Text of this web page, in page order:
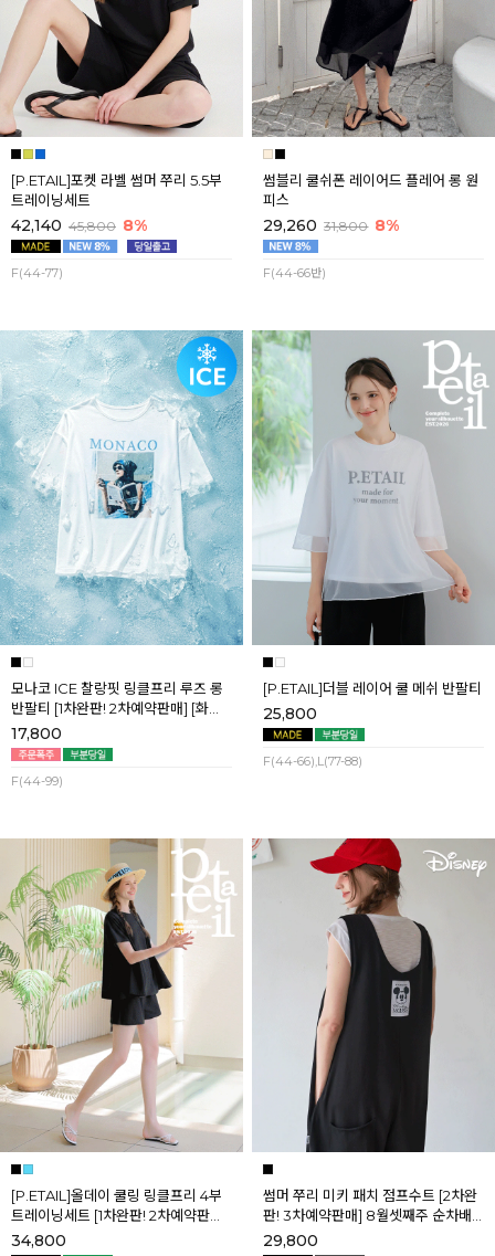
[P.ETAIL]포켓 라벨 썸머 쭈리 5.5부
트레이닝세트
42,140 45,800 8%
F(44-77)
썸블리 쿨쉬폰 레이어드 플레어 롱 원
피스
29,260 31,800 8%
F(44-66반)
모나코 ICE 찰랑핏 링클프리 루즈 롱
반팔티 [1차완판! 2차예약판매] [화이
트] 8월첫째주 순차배송
17,800
F(44-99)
[P.ETAIL]더블 레이어 쿨 메쉬 반팔티
25,800
F(44-66),L(77-88)
[P.ETAIL]올데이 쿨링 링클프리 4부
트레이닝세트 [1차완판! 2차예약판매]
[블랙L] 8월셋째주 순차배송
34,800
썸머 쭈리 미키 패치 점프수트 [2차완
판! 3차예약판매] 8월셋째주 순차배
송
29,800